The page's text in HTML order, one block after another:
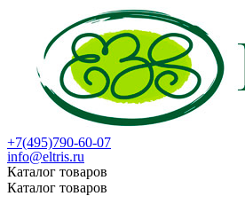
+7(495)790-60-07
info@eltris.ru
Каталог товаров
Каталог товаров